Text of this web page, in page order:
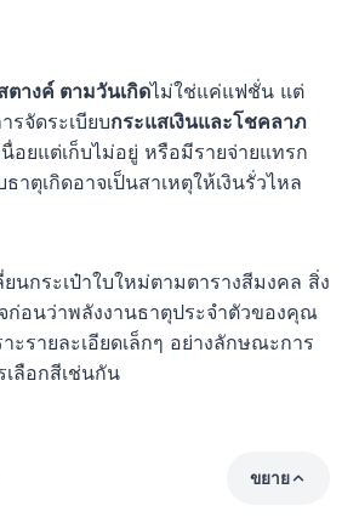
ตางค์ ตามวันเกิดไม่ใช่แค่แฟชั่น แต่
รจัดระเบียบกระแสเงินและโชคลาภ
อยแต่เก็บไม่อยู่ หรือมีรายจ่ายแทรก
าตุเกิดอาจเป็นสาเหตุให้เงินรั่วไหล
นกระเป๋าใบใหม่ตามตารางสีมงคล สิ่ง
ก่อนว่าพลังงานธาตุประจำตัวของคุณ
ะรายละเอียดเล็กๆ อย่างลักษณะการ
ลือกสีเช่นกัน
ขยาย